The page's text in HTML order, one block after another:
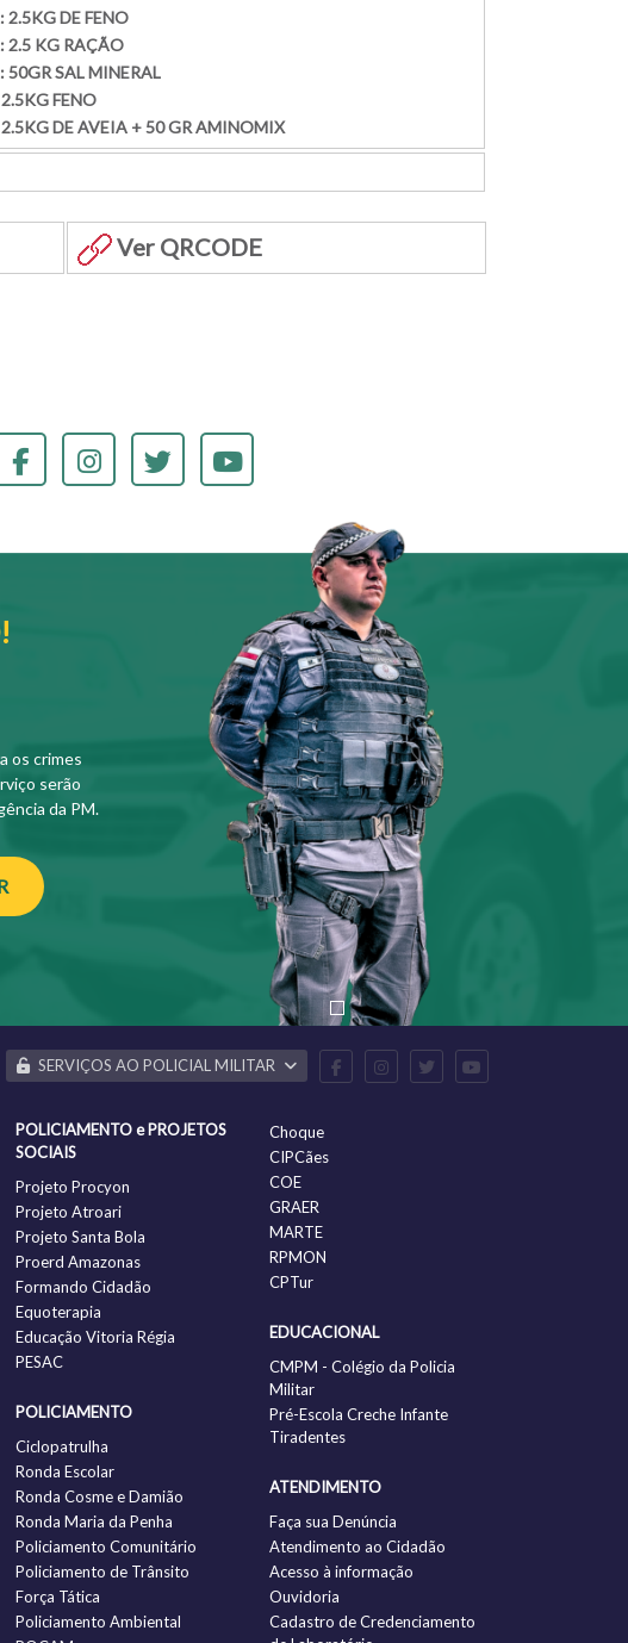
2.5KG DE FENO
2.5 KG RAÇÃO
50GR SAL MINERAL
FENO
DE AVEIA + 50 GR AMINOMIX
Ver QRCODE
os crimes
serão
da PM.
SERVIÇOS AO POLICIAL MILITAR
POLICIAMENTO e PROJETOS
SOCIAIS
Projeto Procyon
Projeto Atroari
Projeto Santa Bola
Proerd Amazonas
Formando Cidadão
Equoterapia
Educação Vitoria Régia
PESAC
POLICIAMENTO
Ciclopatrulha
Ronda Escolar
Ronda Cosme e Damião
Ronda Maria da Penha
Policiamento Comunitário
Policiamento de Trânsito
Força Tática
Policiamento Ambiental
Choque
CIPCães
COE
GRAER
MARTE
RPMON
CPTur
EDUCACIONAL
CMPM - Colégio da Policia
Militar
Pré-Escola Creche Infante
Tiradentes
ATENDIMENTO
Faça sua Denúncia
Atendimento ao Cidadão
Acesso à informação
Ouvidoria
Cadastro de Credenciamento